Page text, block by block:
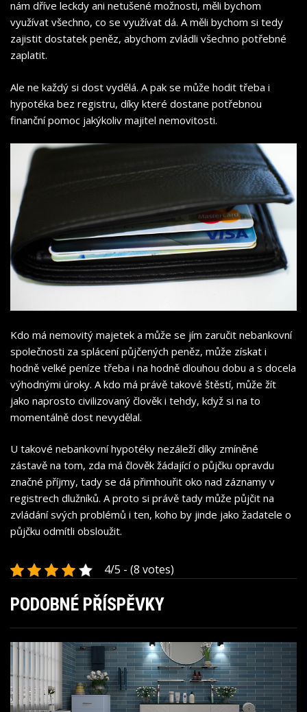
nám dříve leckdy ani netušené možnosti, měli bychom
využívat všechno, co se využívat dá. A měli bychom si tedy
zajistit dostatek peněz, abychom zvládli všechno potřebné
zaplatit.
Ale ne každý si dost vydělá. A pak se může hodit třeba i
hypotéka bez registru, díky které dostane potřebnou
finanční pomoc jakýkoliv majitel nemovitosti.
Kdo má nemovitý majetek a může se jím zaručit nebankovní
společnosti za splácení půjčených peněz, může získat i
hodně velké peníze třeba i na hodně dlouhou dobu a s docela
výhodnými úroky. A kdo má právě takové štěstí, může žít
jako naprosto civilizovaný člověk i tehdy, když si na to
momentálně dost nevydělal.
U takové nebankovní hypotéky nezáleží díky zmíněné
zástavě na tom, zda má člověk žádající o půjčku opravdu
značné příjmy, tady se dá přimhouřit oko nad záznamy v
registrech dlužníků. A proto si právě tady může půjčit na
zvládání svých problémů i ten, koho by jinde jako žadatele o
půjčku odmítli obsloužit.
4/5 - (8 votes)
PODOBNÉ PŘÍSPĚVKY